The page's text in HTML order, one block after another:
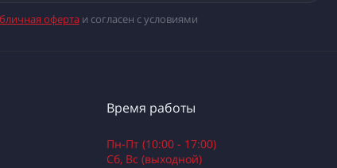
офертаи согласен с условиями
Время работы
Пн-Пт (10:00 - 17:00)
Сб, Вс (выходной)